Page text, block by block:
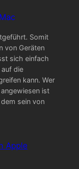
Mac
Somit
von Geräten
sich einfach
die
kann. Wer
ist
sein von